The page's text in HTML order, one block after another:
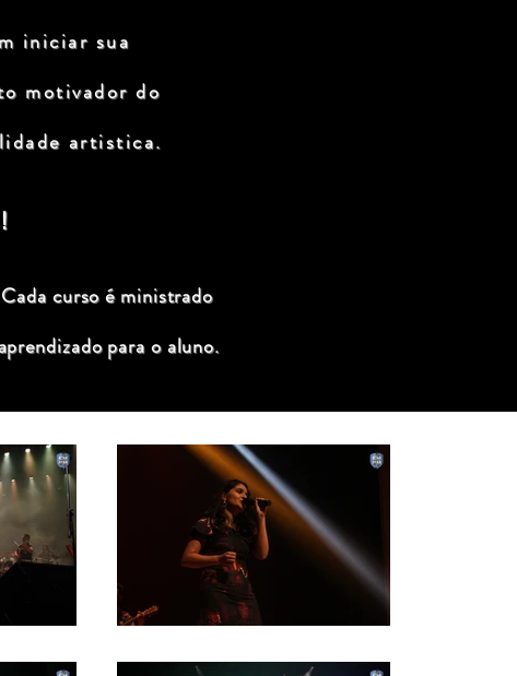
iniciar sua
motivador do
artistica.
curso é ministrado
para o aluno.